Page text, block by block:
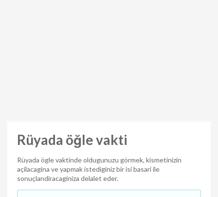
Rüyada öğle vakti
Rüyada ögle vaktinde oldugunuzu görmek, kismetinizin
açilacagina ve yapmak istediginiz bir isi basari ile
sonuçlandiracaginiza delalet eder.